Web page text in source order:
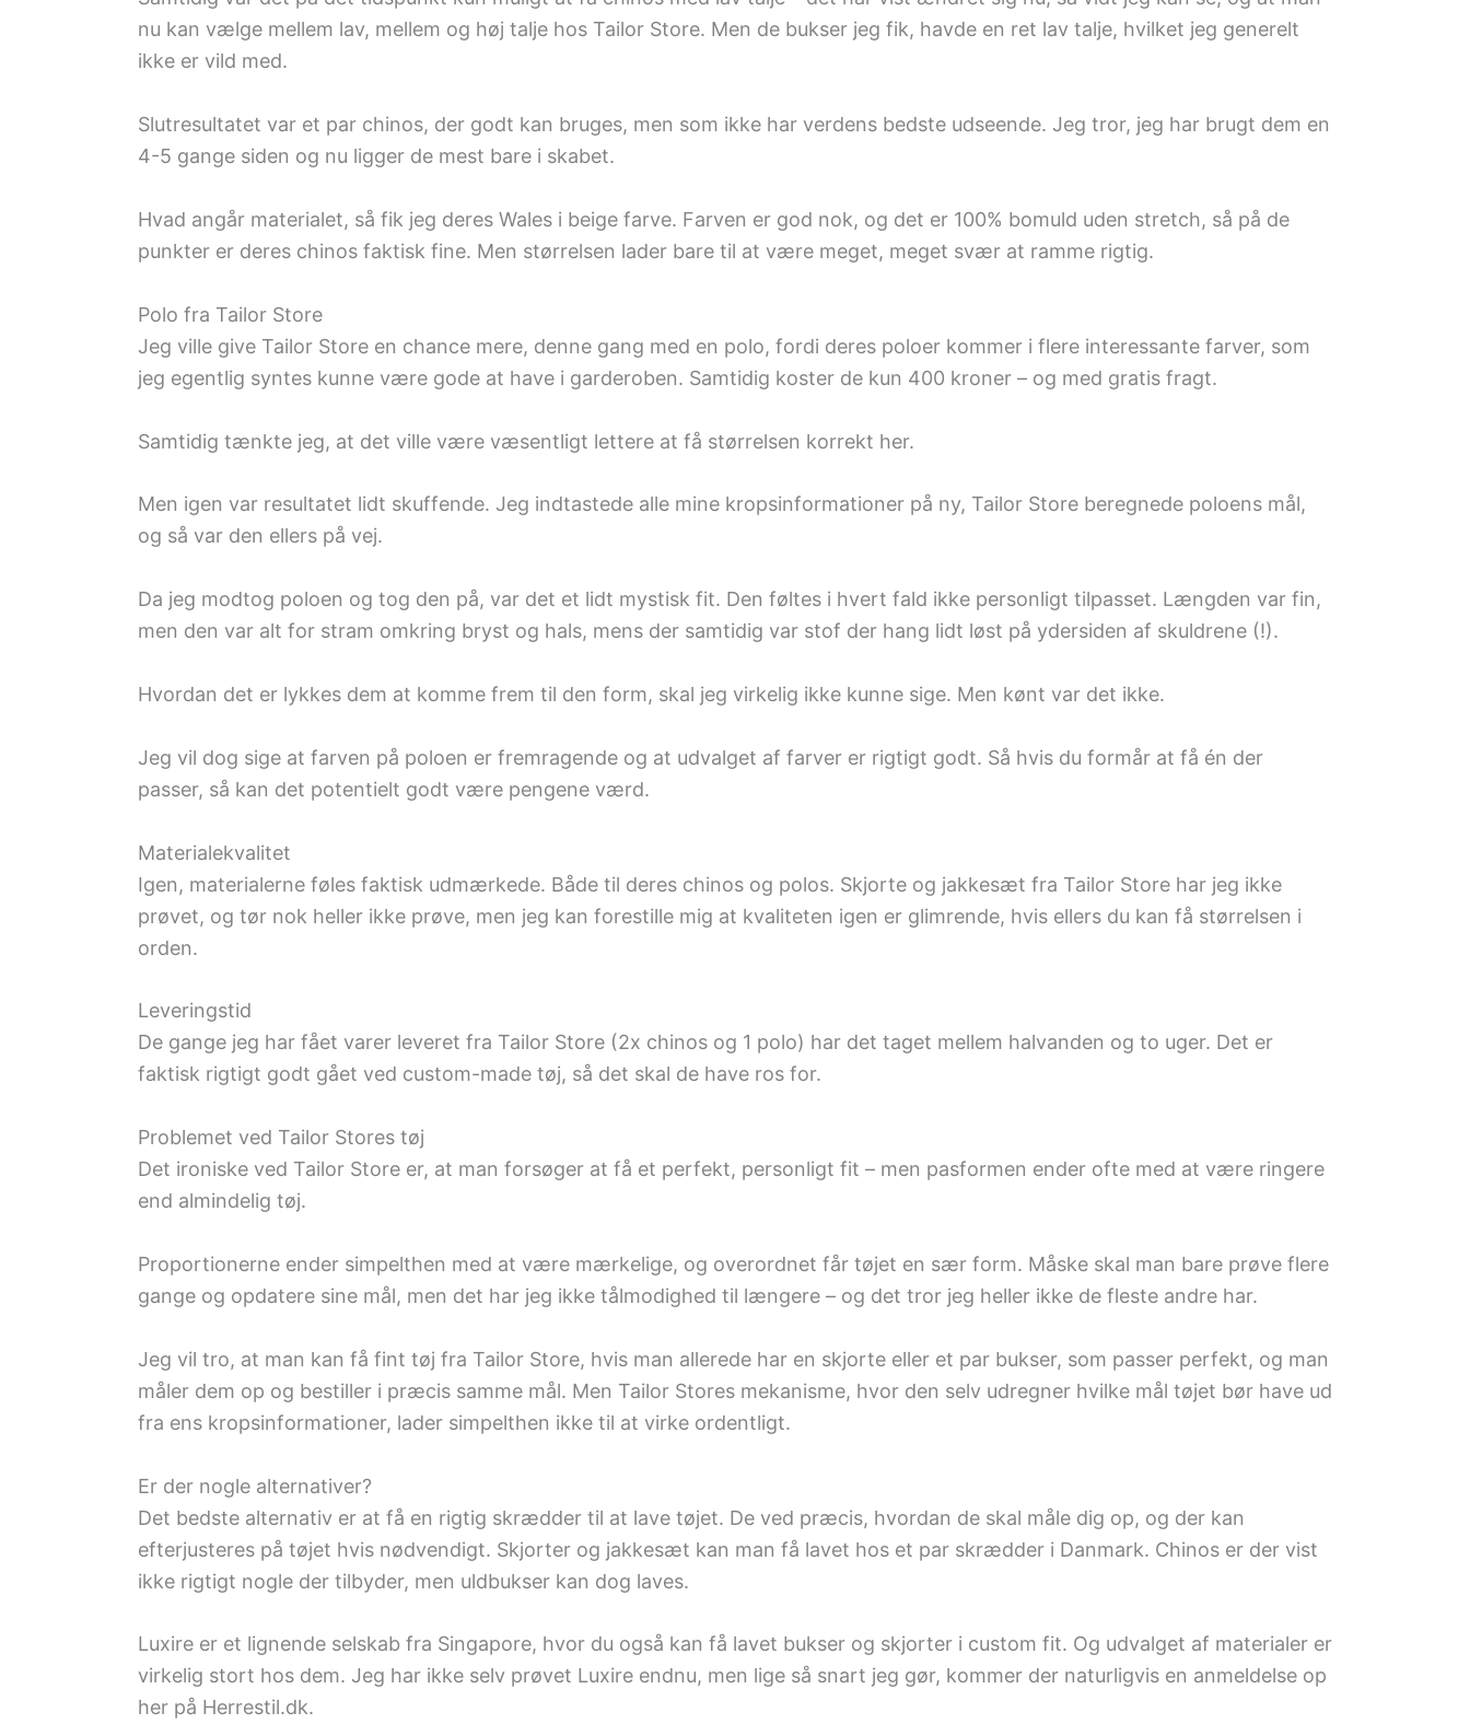
nu kan vælge mellem lav, mellem og høj talje hos Tailor Store. Men de bukser jeg fik, havde en ret lav talje, hvilket jeg generelt
ikke er vild med.
Slutresultatet var et par chinos, der godt kan bruges, men som ikke har verdens bedste udseende. Jeg tror, jeg har brugt dem en
4-5 gange siden og nu ligger de mest bare i skabet.
Hvad angår materialet, så fik jeg deres Wales i beige farve. Farven er god nok, og det er 100% bomuld uden stretch, så på de
punkter er deres chinos faktisk fine. Men størrelsen lader bare til at være meget, meget svær at ramme rigtig.
Polo fra Tailor Store
Jeg ville give Tailor Store en chance mere, denne gang med en polo, fordi deres poloer kommer i flere interessante farver, som
jeg egentlig syntes kunne være gode at have i garderoben. Samtidig koster de kun 400 kroner – og med gratis fragt.
Samtidig tænkte jeg, at det ville være væsentligt lettere at få størrelsen korrekt her.
Men igen var resultatet lidt skuffende. Jeg indtastede alle mine kropsinformationer på ny, Tailor Store beregnede poloens mål,
og så var den ellers på vej.
Da jeg modtog poloen og tog den på, var det et lidt mystisk fit. Den føltes i hvert fald ikke personligt tilpasset. Længden var fin,
men den var alt for stram omkring bryst og hals, mens der samtidig var stof der hang lidt løst på ydersiden af skuldrene (!).
Hvordan det er lykkes dem at komme frem til den form, skal jeg virkelig ikke kunne sige. Men kønt var det ikke.
Jeg vil dog sige at farven på poloen er fremragende og at udvalget af farver er rigtigt godt. Så hvis du formår at få én der
passer, så kan det potentielt godt være pengene værd.
Materialekvalitet
Igen, materialerne føles faktisk udmærkede. Både til deres chinos og polos. Skjorte og jakkesæt fra Tailor Store har jeg ikke
prøvet, og tør nok heller ikke prøve, men jeg kan forestille mig at kvaliteten igen er glimrende, hvis ellers du kan få størrelsen i
orden.
Leveringstid
De gange jeg har fået varer leveret fra Tailor Store (2x chinos og 1 polo) har det taget mellem halvanden og to uger. Det er
faktisk rigtigt godt gået ved custom-made tøj, så det skal de have ros for.
Problemet ved Tailor Stores tøj
Det ironiske ved Tailor Store er, at man forsøger at få et perfekt, personligt fit – men pasformen ender ofte med at være ringere
end almindelig tøj.
Proportionerne ender simpelthen med at være mærkelige, og overordnet får tøjet en sær form. Måske skal man bare prøve flere
gange og opdatere sine mål, men det har jeg ikke tålmodighed til længere – og det tror jeg heller ikke de fleste andre har.
Jeg vil tro, at man kan få fint tøj fra Tailor Store, hvis man allerede har en skjorte eller et par bukser, som passer perfekt, og man
måler dem op og bestiller i præcis samme mål. Men Tailor Stores mekanisme, hvor den selv udregner hvilke mål tøjet bør have ud
fra ens kropsinformationer, lader simpelthen ikke til at virke ordentligt.
Er der nogle alternativer?
Det bedste alternativ er at få en rigtig skrædder til at lave tøjet. De ved præcis, hvordan de skal måle dig op, og der kan
efterjusteres på tøjet hvis nødvendigt. Skjorter og jakkesæt kan man få lavet hos et par skrædder i Danmark. Chinos er der vist
ikke rigtigt nogle der tilbyder, men uldbukser kan dog laves.
Luxire er et lignende selskab fra Singapore, hvor du også kan få lavet bukser og skjorter i custom fit. Og udvalget af materialer er
virkelig stort hos dem. Jeg har ikke selv prøvet Luxire endnu, men lige så snart jeg gør, kommer der naturligvis en anmeldelse op
her på Herrestil.dk.